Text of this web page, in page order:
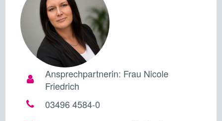
Ansprechpartnerin: Frau Nicole
Friedrich
03496 4584-0